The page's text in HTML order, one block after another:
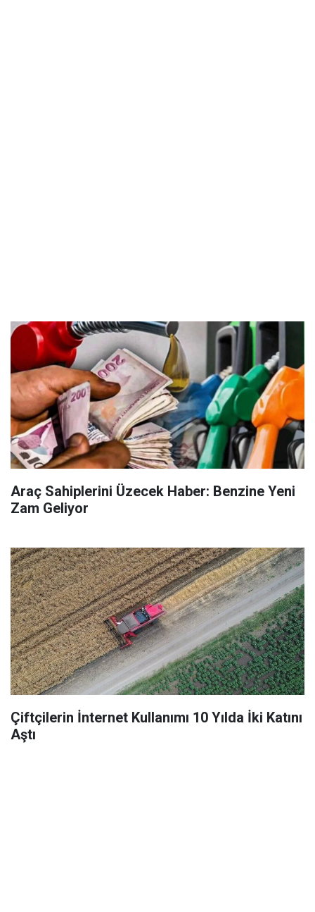
Araç Sahiplerini Üzecek Haber: Benzine Yeni
Zam Geliyor
Çiftçilerin İnternet Kullanımı 10 Yılda İki Katını
Aştı